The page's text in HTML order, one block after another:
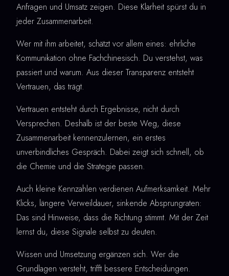
Anfragen und Umsatz zeigen. Diese Klarheit spürst du in
jeder Zusammenarbeit.
Wer mit ihm arbeitet, schätzt vor allem eines: ehrliche
Kommunikation ohne Fachchinesisch. Du verstehst, was
passiert und warum. Aus dieser Transparenz entsteht
Vertrauen, das trägt.
Vertrauen entsteht durch Ergebnisse, nicht durch
Versprechen. Deshalb ist der beste Weg, diese
Zusammenarbeit kennenzulernen, ein erstes
unverbindliches Gespräch. Dabei zeigt sich schnell, ob
die Chemie und die Strategie passen.
Auch kleine Kennzahlen verdienen Aufmerksamkeit. Mehr
Klicks, längere Verweildauer, sinkende Absprungraten:
Das sind Hinweise, dass die Richtung stimmt. Mit der Zeit
lernst du, diese Signale selbst zu deuten.
Wissen und Umsetzung ergänzen sich. Wer die
Grundlagen versteht, trifft bessere Entscheidungen.